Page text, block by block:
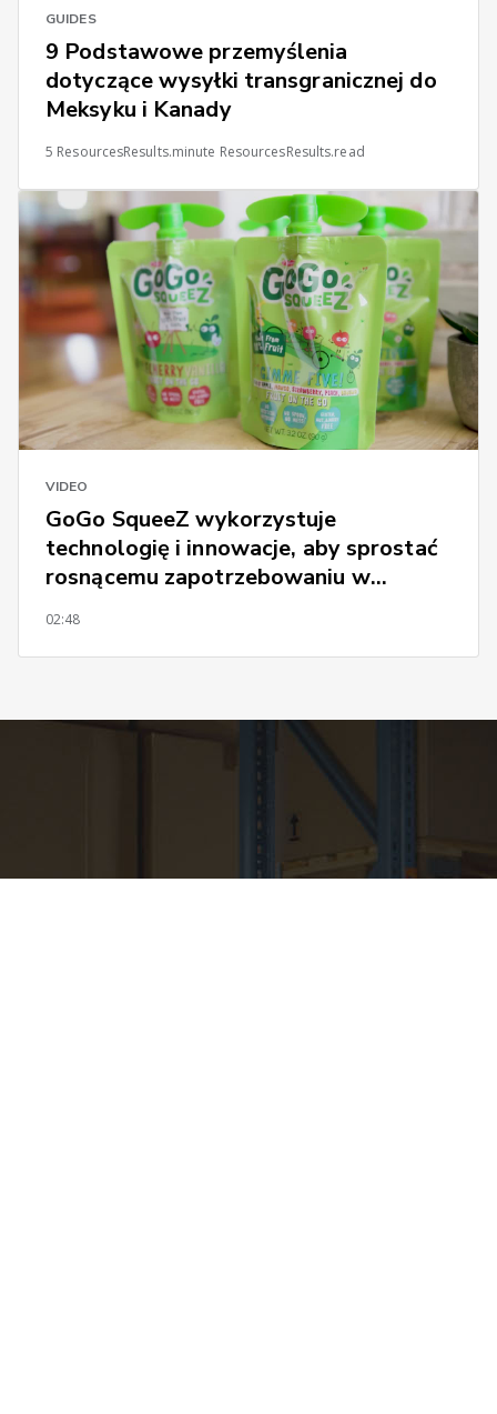
GUIDES
9 Podstawowe przemyślenia
dotyczące wysyłki transgranicznej do
Meksyku i Kanady
5 ResourcesResults.minute ResourcesResults.read
VIDEO
GoGo SqueeZ wykorzystuje
technologię i innowacje, aby sprostać
rosnącemu zapotrzebowaniu w
02:48